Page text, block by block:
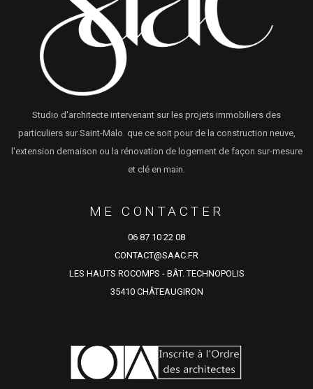
Studio d'architecte intervenant sur les projets immobiliers des
particuliers sur Saint-Malo que ce soit pour de la construction neuve,
l'extension demaison ou la rénovation de logement de façon sur-mesure
et clé en main.
ME CONTACTER
06 87 10 22 08
CONTACT@SAAC.FR
LES HAUTS ROCOMPS - BÂT. TECHNOPOLIS
35410 CHÂTEAUGIRON